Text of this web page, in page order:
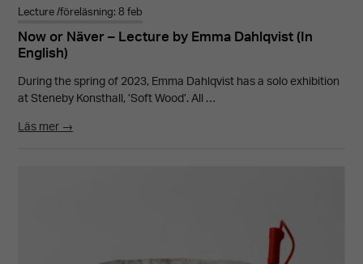
Lecture /föreläsning: 8 feb
Now or Näver – Lecture by Emma Dahlqvist (In
English)
During the spring of 2023, Emma Dahlqvist has a solo exhibition
at Steneby Konsthall, ’Soft Wood’. All …
Läs mer →